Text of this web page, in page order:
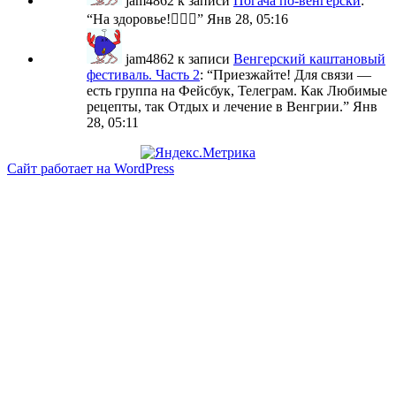
“На здоровье!🙋🏼‍♀️” Янв 28, 05:16
jam4862 к записи Венгерский каштановый
фестиваль. Часть 2: “Приезжайте! Для связи —
есть группа на Фейсбук, Телеграм. Как Любимые
рецепты, так Отдых и лечение в Венгрии.” Янв
28, 05:11
Сайт работает на WordPress